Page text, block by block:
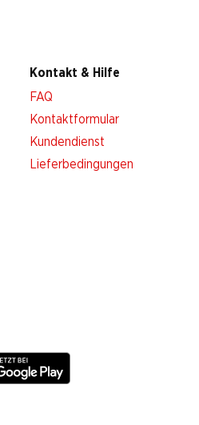
Kontakt & Hilfe
FAQ
Kontaktformular
Kundendienst
Lieferbedingungen